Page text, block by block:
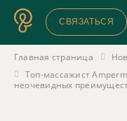
СВЯЗАТЬСЯ
Главная страница
Топ-массажист
неочевидных